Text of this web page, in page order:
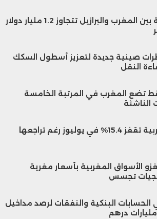
المبادلات التجارية بين المغرب والبرازيل تتجاوز 1.2 مليار دولار
صينية جديدة لتعزيز أسطول السكك
النقل
تضع المغرب في المرتبة الخامسة
الناشئة
واردات الغاز المغربية تقفز 15.4% في يوليوز رغم تراجعها
الأسواق المغربية بأسعار مغرية
تجسس
الحسابات البنكية والنفقات لرصد مداخيل